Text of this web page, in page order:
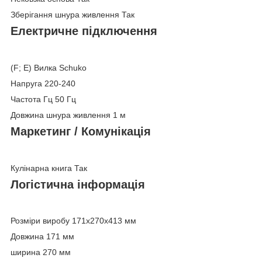
Зберігання шнура живлення Так
Електричне підключення
(F; E) Вилка Schuko
Напруга 220-240
Частота Гц 50 Гц
Довжина шнура живлення 1 м
Маркетинг / Комунікація
Кулінарна книга Так
Логістична інформація
Розміри виробу 171x270x413 мм
Довжина 171 мм
ширина 270 мм